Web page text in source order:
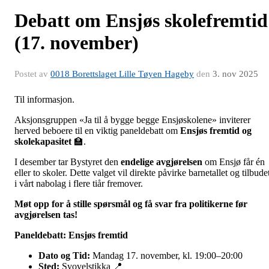
Debatt om Ensjøs skolefremtid
(17. november)
Postet av 0018 Borettslaget Lille Tøyen Hageby den 3. nov 2025
Til informasjon.
Aksjonsgruppen «Ja til å bygge begge Ensjøskolene» inviterer
herved beboere til en viktig paneldebatt om Ensjøs fremtid og
skolekapasitet 🏫.
I desember tar Bystyret den endelige avgjørelsen om Ensjø får én
eller to skoler. Dette valget vil direkte påvirke barnetallet og
i vårt nabolag i flere tiår fremover.
Møt opp for å stille spørsmål og få svar fra politikerne før
avgjørelsen tas!
Paneldebatt: Ensjøs fremtid
Dato og Tid: Mandag 17. november, kl. 19:00–20:00
Sted: Svovelstikka 📍